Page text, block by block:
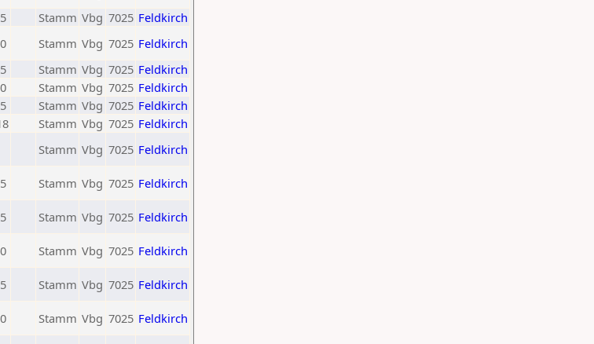
Stamm Vbg 7025 Feldkirch
Stamm Vbg 7025 Feldkirch
Stamm Vbg 7025 Feldkirch
Stamm Vbg 7025 Feldkirch
Stamm Vbg 7025 Feldkirch
Stamm Vbg 7025 Feldkirch
Stamm Vbg 7025 Feldkirch
Stamm Vbg 7025 Feldkirch
Stamm Vbg 7025 Feldkirch
Stamm Vbg 7025 Feldkirch
Stamm Vbg 7025 Feldkirch
Stamm Vbg 7025 Feldkirch